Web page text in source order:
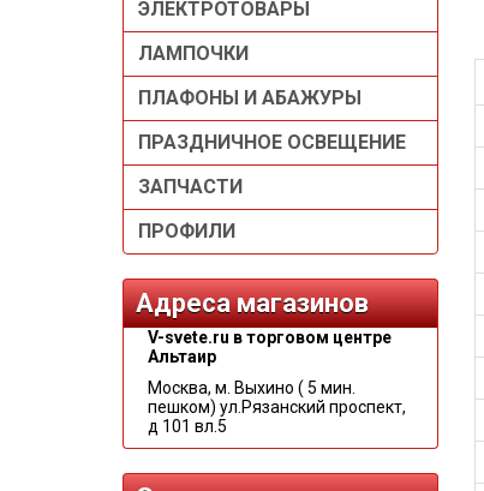
ЭЛЕКТРОТОВАРЫ
ЛАМПОЧКИ
ПЛАФОНЫ И АБАЖУРЫ
ПРАЗДНИЧНОЕ ОСВЕЩЕНИЕ
ЗАПЧАСТИ
ПРОФИЛИ
Адреса магазинов
V-svete.ru в торговом центре
Альтаир
Москва, м. Выхино ( 5 мин.
пешком) ул.Рязанский проспект,
д 101 вл.5